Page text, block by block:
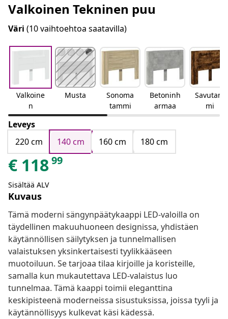
Valkoinen Tekninen puu
Väri (10 vaihtoehtoa saatavilla)
Valkoine
n
Musta
Sonoma
tammi
Betoninh
armaa
Savutam
mi
Leveys
220 cm
140 cm 160 cm 180 cm
€ 11899
Sisältää ALV
Kuvaus
Tämä moderni sängynpäätykaappi LED-valoilla on
täydellinen makuuhuoneen designissa, yhdistäen
käytännöllisen säilytyksen ja tunnelmallisen
valaistuksen yksinkertaisesti tyylikkääseen
muotoiluun. Se tarjoaa tilaa kirjoille ja koristeille,
samalla kun mukautettava LED-valaistus luo
tunnelmaa. Tämä kaappi toimii eleganttina
keskipisteenä moderneissa sisustuksissa, joissa tyyli ja
käytännöllisyys kulkevat käsi kädessä.